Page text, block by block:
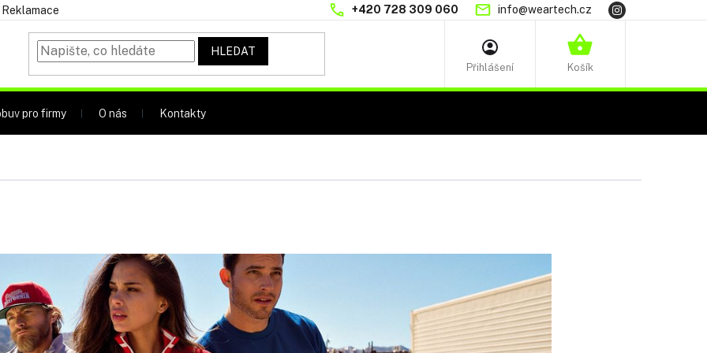
+420 728 309 060 info@weartech.cz
Reklamace
HLEDAT
NÁKUPNÍ
pro firmy O nás Kontakty